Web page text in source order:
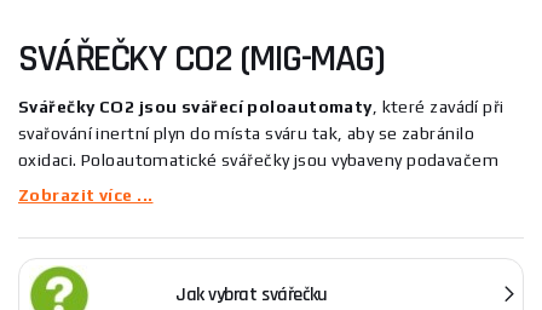
SVÁŘEČKY CO2 (MIG-MAG)
Svářečky CO2 jsou svářecí poloautomaty, které zavádí při
svařování inertní plyn do místa sváru tak, aby se zabránilo
oxidaci. Poloautomatické svářečky jsou vybaveny podavačem
svářecího drátu, který proměnlivou rychlostí dávkuje drát do
podle materiálu, který se svařuje. Nejčastěji se používá CO2
(oxid uhličitý). Svářeček CO2 je nepřeberné množství a každá je
určena pro jiný účel. Svářecí poloautomaty jsou ideálním
Zobrazit více ...
Jak vybrat svářečku